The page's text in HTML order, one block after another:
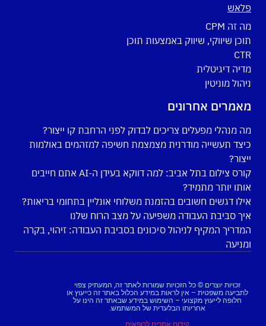
פלאש
מה זה CPM
תוכן שיווקי, שיווק באמצעות תוכן
CTR
מדיה דיגיטלית
ניהול מוניטין
מאמרים אחרונים
מה מנהלי מפעלים צריכים לבדוק לפני הרחבת קו ייצור?
כיצד תעשייה מודרנית מצמצמת חשיפה למזהמים באולמות
ייצור?
קורס צילום בתל אביב: למה דווקא בעידן ה-AI אתם חייבים
אותו יותר מתמיד?
אילו דגשים חשובים בהזמנת משלוחי אונליין בתחומי בריאות?
איך סביבת העבודה משפיעה על מצב הרוח שלנו
המדריך המקיף לניהול סיכונים בסביבת העבודה: זיהוי, בקרה
ומניעה
זכויות יוצרים © כל הזכויות שמורות לאתר זה, המעתיק צפוי
לתביעה משפטית – אין לראות במידע הכלול באתר זה כייעוץ או
חלופה לייעוץ מקצועי – השימוש במידע שבאתר זה הינו על
אחריותו הבלעדית של המשתמש.